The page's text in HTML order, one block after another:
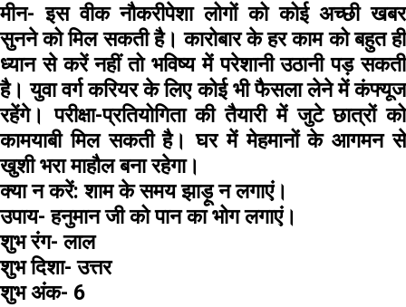
मीन-इस वीक नौकरीपेशा लोगों को कोई अच्छी खबर
सुनने को मिल सकती है। कारोबार के हर काम को बहुत ही
ध्यान से करें नहीं तो भविष्य में परेशानी उठानी पड़ सकती
है। युवा वर्ग करियर के लिए कोई भी फैसला लेने में कंफ्यूज
रहेंगे। परीक्षा-प्रतियोगिता की तैयारी में जुटे छात्रों को
कामयाबी मिल सकती है। घर में मेहमानों के आगमन से
खुशी भरा माहौल बना रहेगा।
क्या न करें: शाम के समय झाड़ू न लगाएं।
उपाय- हनुमान जी को पान का भोग लगाएं।
शुभ रंग- लाल
शुभ दिशा- उत्तर
शुभ अंक- 6